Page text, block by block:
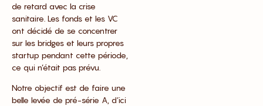
de retard avec la crise
sanitaire. Les fonds et les VC
ont décidé de se concentrer
sur les bridges et leurs propres
startup pendant cette période,
ce qui n’était pas prévu.
Notre objectif est de faire une
belle levée de pré-série A, d’ici